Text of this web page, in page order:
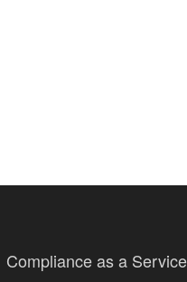
Compliance as a Service